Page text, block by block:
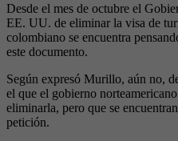
Desde el mes de octubre el
EE. UU. de eliminar la visa de
colombiano se encuentra
este documento.
Según expresó Murillo, aún no,
el que el gobierno
eliminarla, pero que se
petición.